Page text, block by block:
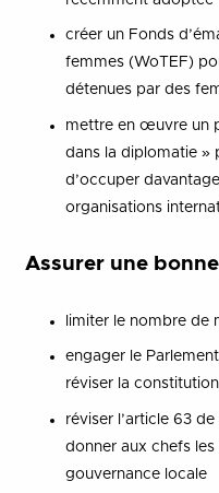
créer un Fonds
femmes (WoTEF)
détenues par des
mettre en œuvre un
dans la diplomatie »
d’occuper
organisations
Assurer une
limiter le nombre de
engager le
réviser la
réviser l’article 63
donner aux chefs
gouvernance locale